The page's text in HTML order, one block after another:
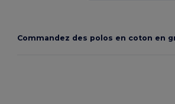
Commandez des polos en coton en